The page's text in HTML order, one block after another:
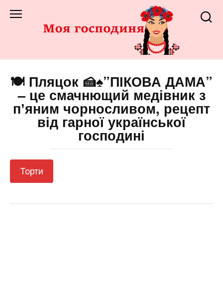
до
🍽️ Пляцок 🍰♠️”ПІКОВА ДАМА”
– це смачнющий медівник з
пʼяним чорносливом, рецепт
від гарної української
господині
Торти